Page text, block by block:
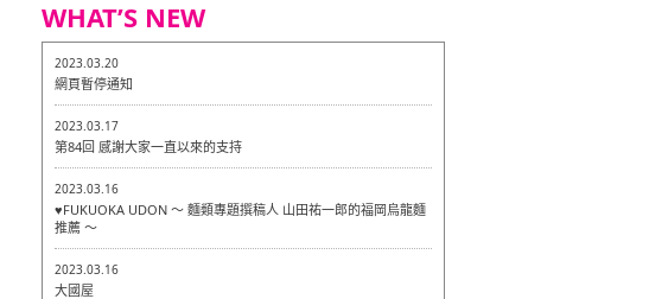
WHAT’S NEW
2023.03.20
網頁暫停通知
2023.03.17
第84回 感謝大家一直以來的支持
2023.03.16
♥FUKUOKA UDON ～ 麵類專題撰稿人 山田祐一郎的福岡烏龍麵
推薦 ～
2023.03.16
大國屋